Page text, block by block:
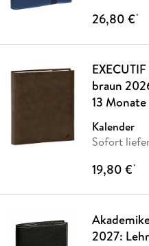
26,80 €*
braun
13 Monate
Kalender
Sofort
19,80 €*
2027: